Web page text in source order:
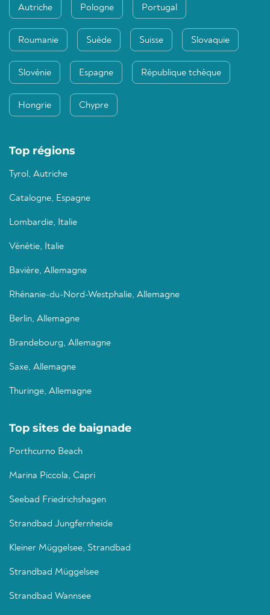
Autriche Pologne Portugal
Roumanie Suède Suisse Slovaquie
Slovénie Espagne République tchèque
Hongrie Chypre
Top régions
Tyrol, Autriche
Catalogne, Espagne
Lombardie, Italie
Vénétie, Italie
Bavière, Allemagne
Rhénanie-du-Nord-Westphalie, Allemagne
Berlin, Allemagne
Brandebourg, Allemagne
Saxe, Allemagne
Thuringe, Allemagne
Top sites de baignade
Porthcurno Beach
Marina Piccola, Capri
Seebad Friedrichshagen
Strandbad Jungfernheide
Kleiner Müggelsee, Strandbad
Strandbad Müggelsee
Strandbad Wannsee